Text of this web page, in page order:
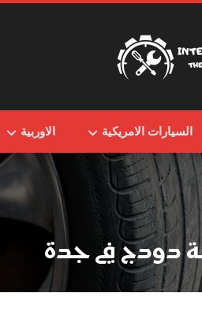
السيارات الامريكية الاوربية
دودج في جدة